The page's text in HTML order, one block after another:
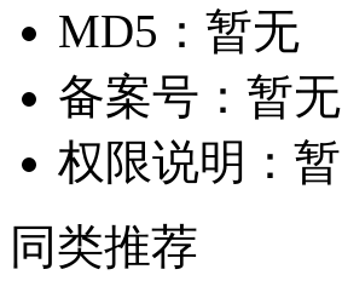
MD5： 暂无
备案号： 暂无
权限说明：
同类推荐